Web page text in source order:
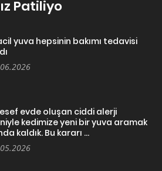
Patiliyo
yuva hepsinin bakımı tedavisi
evde oluşan ciddi alerji
kedimize yeni bir yuva aramak
kaldık. Bu kararı ...